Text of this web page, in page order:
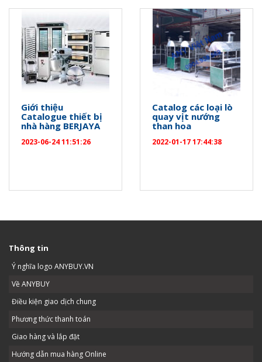
Giới thiệu
Catalogue thiết bị
nhà hàng BERJAYA
2023-06-24 11:51:26
Catalog các loại lò
quay vịt nướng
than hoa
2022-01-17 17:44:38
Thông tin
Ý nghĩa logo ANYBUY.VN
Về ANYBUY
Điều kiện giao dịch chung
Phương thức thanh toán
Giao hàng và lắp đặt
Hướng dẫn mua hàng Online